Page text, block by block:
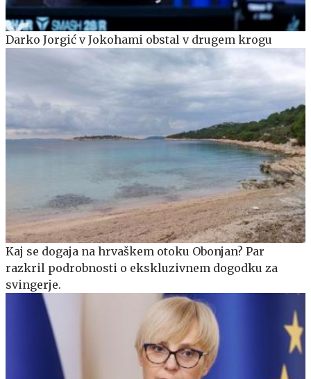
Darko Jorgić v Jokohami obstal v drugem krogu
Kaj se dogaja na hrvaškem otoku Obonjan? Par
razkril podrobnosti o ekskluzivnem dogodku za
svingerje.